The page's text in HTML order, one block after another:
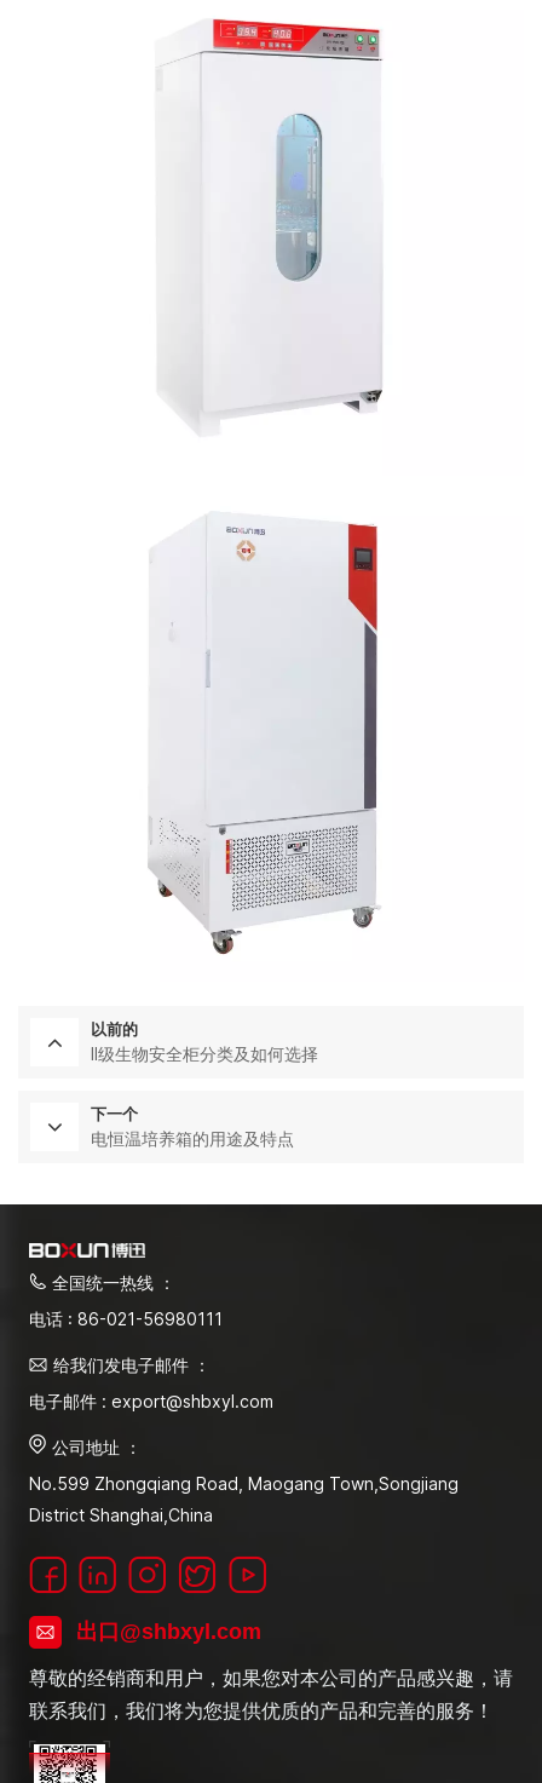
以前的
II级生物安全柜分类及如何选择
下一个
电恒温培养箱的用途及特点
全国统一热线 ：
电话 : 86-021-56980111
给我们发电子邮件 ：
电子邮件 : export@shbxyl.com
公司地址 ：
No.599 Zhongqiang Road, Maogang Town,Songjiang
District Shanghai,China
出口@shbxyl.com
尊敬的经销商和用户，如果您对本公司的产品感兴趣，请
联系我们，我们将为您提供优质的产品和完善的服务！